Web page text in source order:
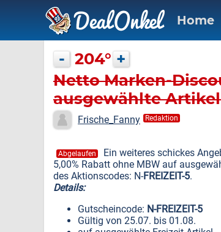
Home
- 204° +
Netto Marken-
ausgewählte
Frische_Fanny Redaktion
Abgelaufen
Ein weiteres schickes
5,00% Rabatt ohne MBW auf
des Aktionscodes: N-FREIZEIT-5.
Details:
Gutscheincode: N-FREIZEIT-5
Gültig von 25.07. bis 01.08.